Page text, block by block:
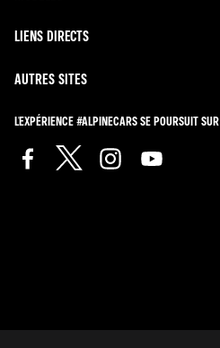
LIENS DIRECTS
AUTRES SITES
L'EXPÉRIENCE #ALPINECARS SE POURSUIT SUR